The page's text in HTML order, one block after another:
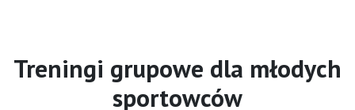
Treningi grupowe dla młodych
sportowców